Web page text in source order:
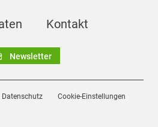
Kontakt
Newsletter
Datenschutz Cookie-Einstellungen